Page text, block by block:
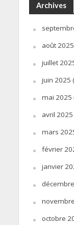
Archives
août 2025
juillet
juin 2025
mai 2025
avril 2025
mars
février
janvier
octobre